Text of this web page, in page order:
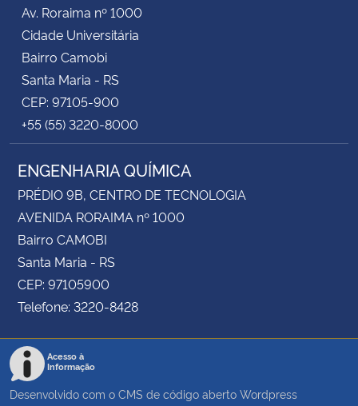
Av. Roraima nº 1000
Cidade Universitária
Bairro Camobi
Santa Maria - RS
CEP: 97105-900
+55 (55) 3220-8000
ENGENHARIA QUÍMICA
PRÉDIO 9B, CENTRO DE TECNOLOGIA
AVENIDA RORAIMA nº 1000
Bairro CAMOBI
Santa Maria - RS
CEP: 97105900
Telefone: 3220-8428
Acesso à
Informação
Desenvolvido com o CMS de código aberto Wordpress